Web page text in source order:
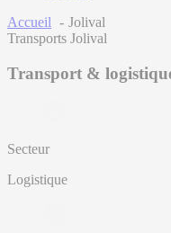
Accueil
Jolival
Transports Jolival
Transport &
Secteur
Logistique